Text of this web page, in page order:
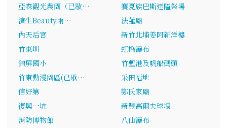
亞森觀光農園（已歇…
賽夏族巴斯達隘祭場
濟生Beauty兩…
法蓮廟
內天后宮
新竹北埔姜阿新洋樓
竹東圳
虹橋瀑布
錦屏國小
竹塹港及帆船碼頭
竹東動漫園區(已歇…
采田福地
信好第
鄭氏家廟
復興一坑
新豐高爾夫球場
消防博物館
八仙瀑布